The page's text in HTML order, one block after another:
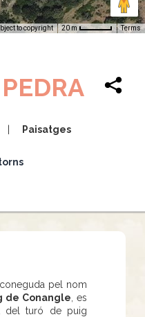
to copyright 20 m Terms
Paisatges
pel nom
de Conangle , es
del turó de puig